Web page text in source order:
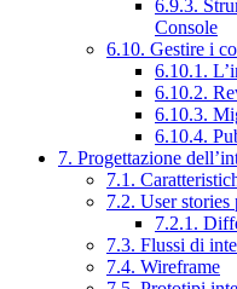
6.9.3.
Console
6.10. Gestire i
6.10.1.
6.10.2.
6.10.3.
6.10.4.
7. Progettazione
7.1.
7.2. User stories
7.2.1.
7.3. Flussi di
7.4. Wireframe